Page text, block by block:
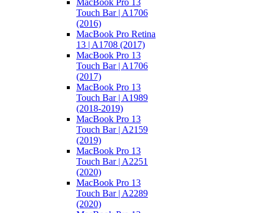
MacBook Pro 13
Touch Bar | A1706
(2016)
MacBook Pro Retina
13 | A1708 (2017)
MacBook Pro 13
Touch Bar | A1706
(2017)
MacBook Pro 13
Touch Bar | A1989
(2018-2019)
MacBook Pro 13
Touch Bar | A2159
(2019)
MacBook Pro 13
Touch Bar | A2251
(2020)
MacBook Pro 13
Touch Bar | A2289
(2020)